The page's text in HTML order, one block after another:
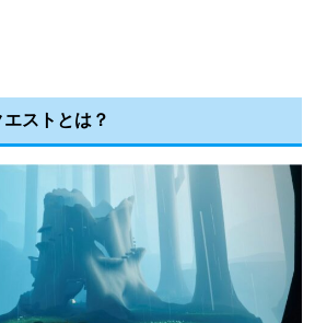
ストとは？